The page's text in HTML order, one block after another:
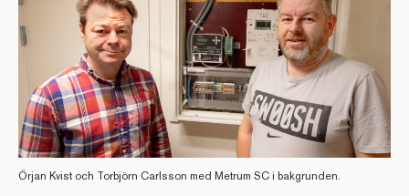
Örjan Kvist och Torbjörn Carlsson med Metrum SC i bakgrunden.